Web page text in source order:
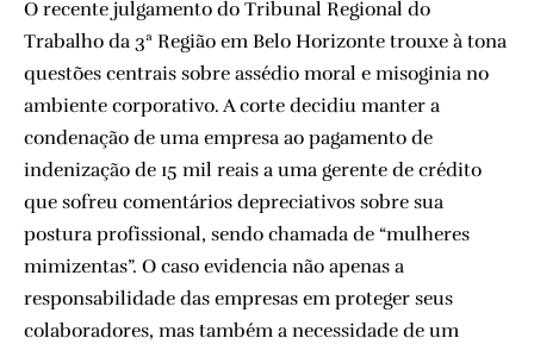
O recente julgamento do Tribunal Regional do
Trabalho da 3ª Região em Belo Horizonte trouxe à tona
questões centrais sobre assédio moral e misoginia no
ambiente corporativo. A corte decidiu manter a
condenação de uma empresa ao pagamento de
indenização de 15 mil reais a uma gerente de crédito
que sofreu comentários depreciativos sobre sua
postura profissional, sendo chamada de “mulheres
mimizentas”. O caso evidencia não apenas a
responsabilidade das empresas em proteger seus
colaboradores, mas também a necessidade de um